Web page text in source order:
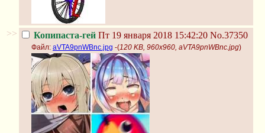
>> Копипаста-гей Пт 19 января 2018 15:42:20 No.37350
Файл: aVTA9pnWBnc.jpg -(120 KB, 960x960, aVTA9pnWBnc.jpg)